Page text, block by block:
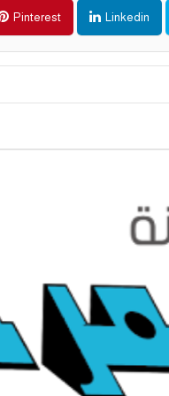
Linkedin
Pinterest